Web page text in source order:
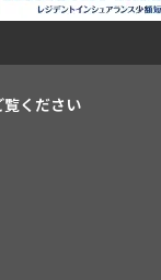
ください